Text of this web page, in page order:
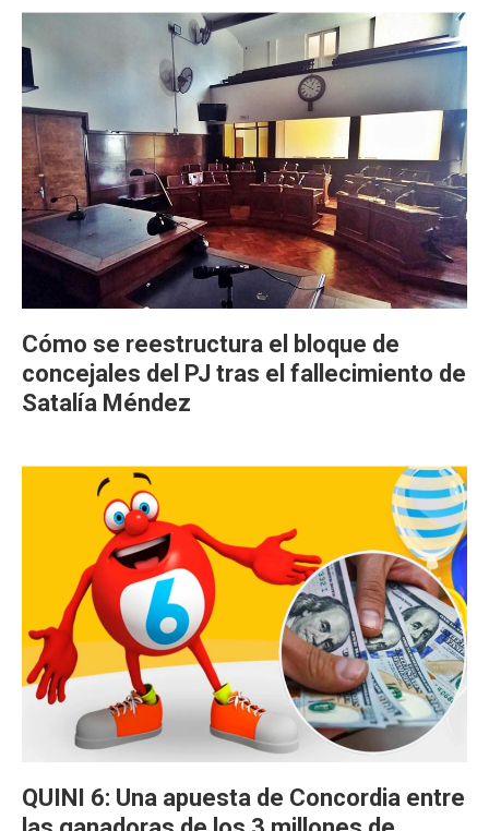
Cómo se reestructura el bloque de
concejales del PJ tras el fallecimiento de
Satalía Méndez
QUINI 6: Una apuesta de Concordia entre